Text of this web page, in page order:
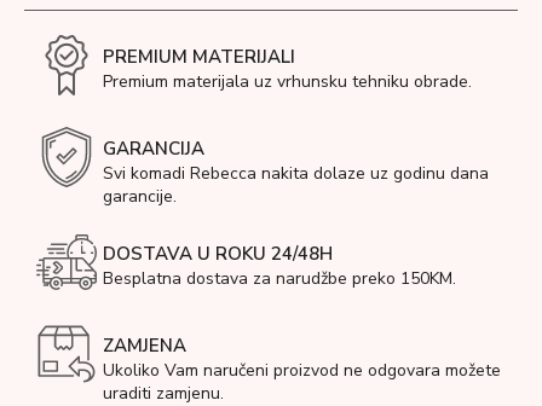
PREMIUM MATERIJALI
Premium materijala uz vrhunsku tehniku obrade.
GARANCIJA
Svi komadi Rebecca nakita dolaze uz godinu dana
garancije.
DOSTAVA U ROKU 24/48H
Besplatna dostava za narudžbe preko 150KM.
ZAMJENA
Ukoliko Vam naručeni proizvod ne odgovara možete
uraditi zamjenu.